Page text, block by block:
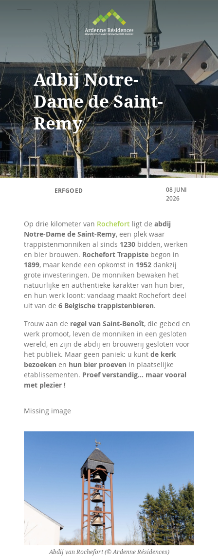
Adbij Notre-
Dame de Saint-
Remy
ERFGOED
08 JUNI
2026
Op drie kilometer van Rochefort ligt de abdij
Notre-Dame de Saint-Remy, een plek waar
trappistenmonniken al sinds 1230 bidden, werken
en bier brouwen. Rochefort Trappiste begon in
1899, maar kende een opkomst in 1952 dankzij
grote investeringen. De monniken bewaken het
natuurlijke en authentieke karakter van hun bier,
en hun werk loont: vandaag maakt Rochefort deel
uit van de 6 Belgische trappistenbieren.
Trouw aan de regel van Saint-Benoît, die gebed en
werk promoot, leven de monniken in een gesloten
wereld, en zijn de abdij en brouwerij gesloten voor
het publiek. Maar geen paniek: u kunt de kerk
bezoeken en hun bier proeven in plaatselijke
etablissementen. Proef verstandig… maar vooral
met plezier !
Missing image
Abdij van Rochefort (© Ardenne Résidences)